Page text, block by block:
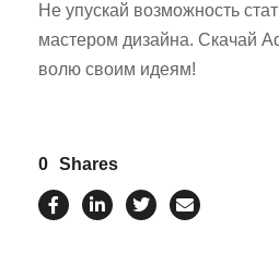
Не упускай возможность
мастером дизайна. Скачай
волю своим идеям!
0 Shares